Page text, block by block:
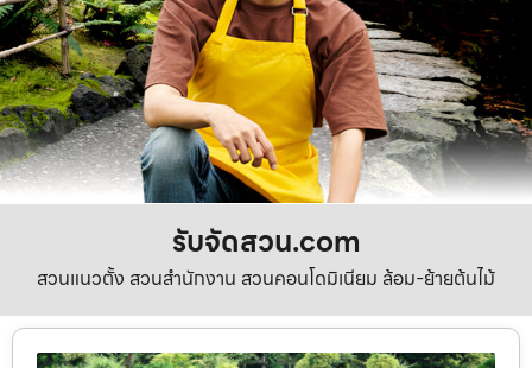
รับจัดสวน.com
สวนแนวตั้ง สวนสำนักงาน สวนคอนโดมิเนียม ล้อม-ย้ายต้นไม้